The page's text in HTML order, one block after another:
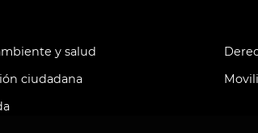
y salud
ciudadana